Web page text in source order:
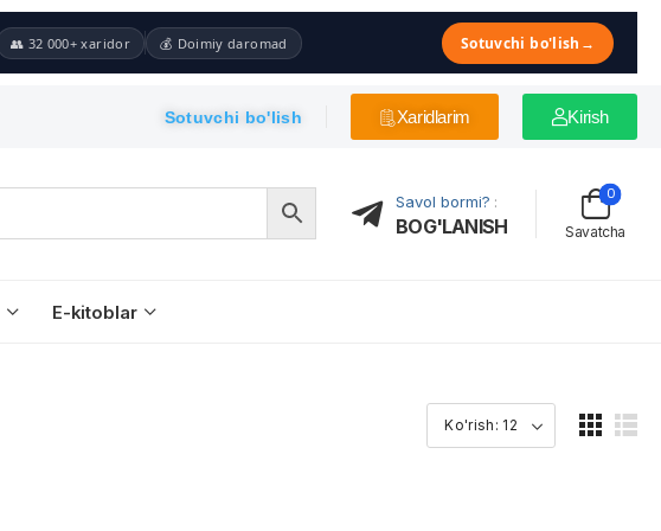
👥 32 000+ xaridor 💰 Doimiy daromad Sotuvchi bo'lish →
Sotuvchi bo'lish Xaridlarim Kirish
Savol bormi? :
BOG'LANISH Savatcha
0
E-kitoblar